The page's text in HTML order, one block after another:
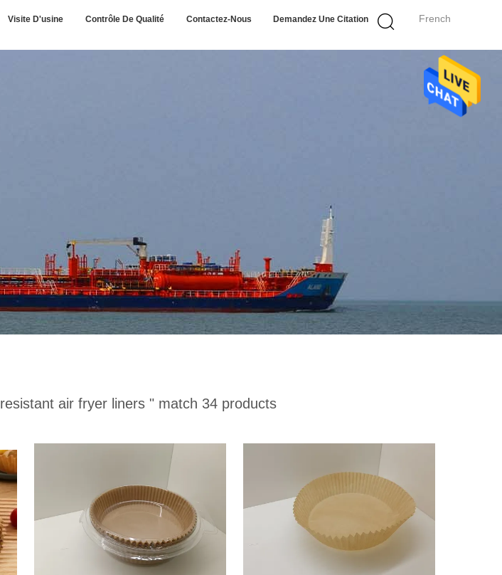
French
Visite D'usine Contrôle De Qualité Contactez-Nous Demandez Une Citation
air fryer liners " match 34 products